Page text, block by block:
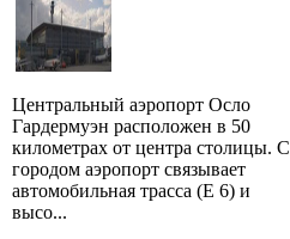
Центральный аэропорт Осло
Гардермуэн расположен в 50
километрах от центра столицы. С
городом аэропорт связывает
автомобильная трасса (E 6) и
высо...